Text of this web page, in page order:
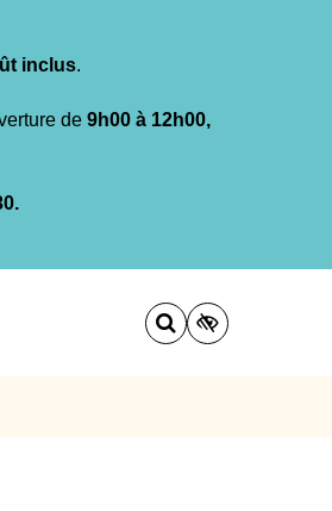
inclus.
de 9h00 à 12h00,